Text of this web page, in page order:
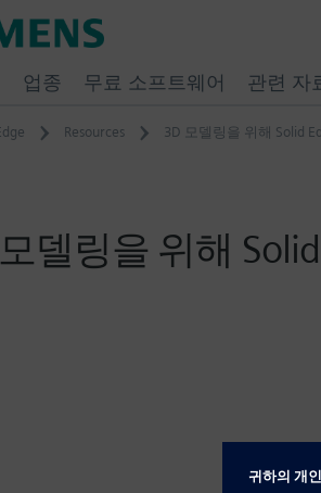
Resources 3D 모델링을 위해 Solid
델링을 위해
업종 무료 소프트웨어 관련 자